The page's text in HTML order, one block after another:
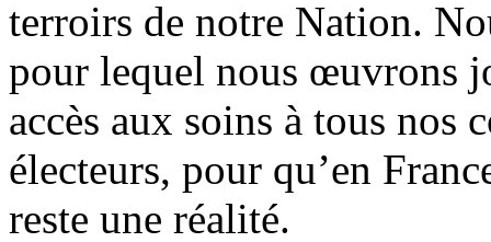
terroirs de notre Nation.
pour lequel nous œuvrons
accès aux soins à tous nos
électeurs, pour qu’en
reste une réalité.